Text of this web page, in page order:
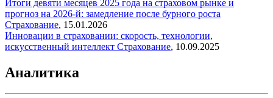
Итоги девяти месяцев 2025 года на страховом рынке и
прогноз на 2026-й: замедление после бурного роста
Страхование, 15.01.2026
Инновации в страховании: скорость, технологии,
искусственный интеллект Страхование, 10.09.2025
Аналитика